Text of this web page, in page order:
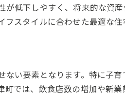
飲食市場予測を活かす子育
働き方改革と飲食市場予測
飲食業界の市場予測は資産
低下しやすく、将来的な資
スタイルに合わせた最適な住
い要素となります。特に子
では、飲食店数の増加や新